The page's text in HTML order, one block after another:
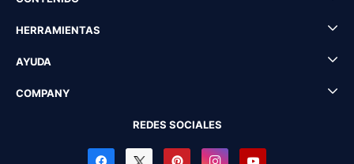
HERRAMIENTAS
AYUDA
COMPANY
REDES SOCIALES